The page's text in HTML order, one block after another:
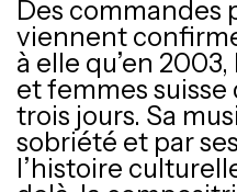
Des commandes
viennent
à elle qu’en
et femmes
trois jours. Sa
sobriété et par
l’histoire